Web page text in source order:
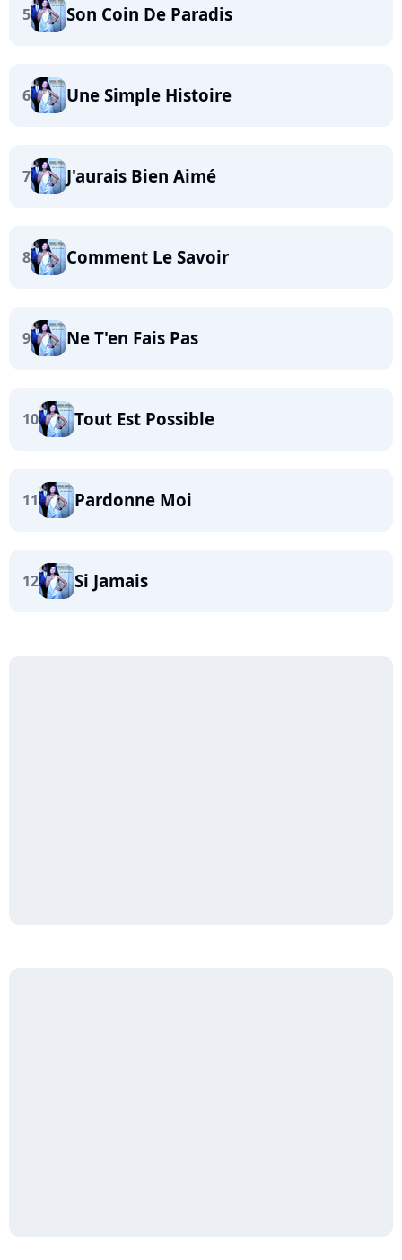
5 Son Coin De Paradis
6 Une Simple Histoire
7 J'aurais Bien Aimé
8 Comment Le Savoir
9 Ne T'en Fais Pas
10 Tout Est Possible
11 Pardonne Moi
12 Si Jamais